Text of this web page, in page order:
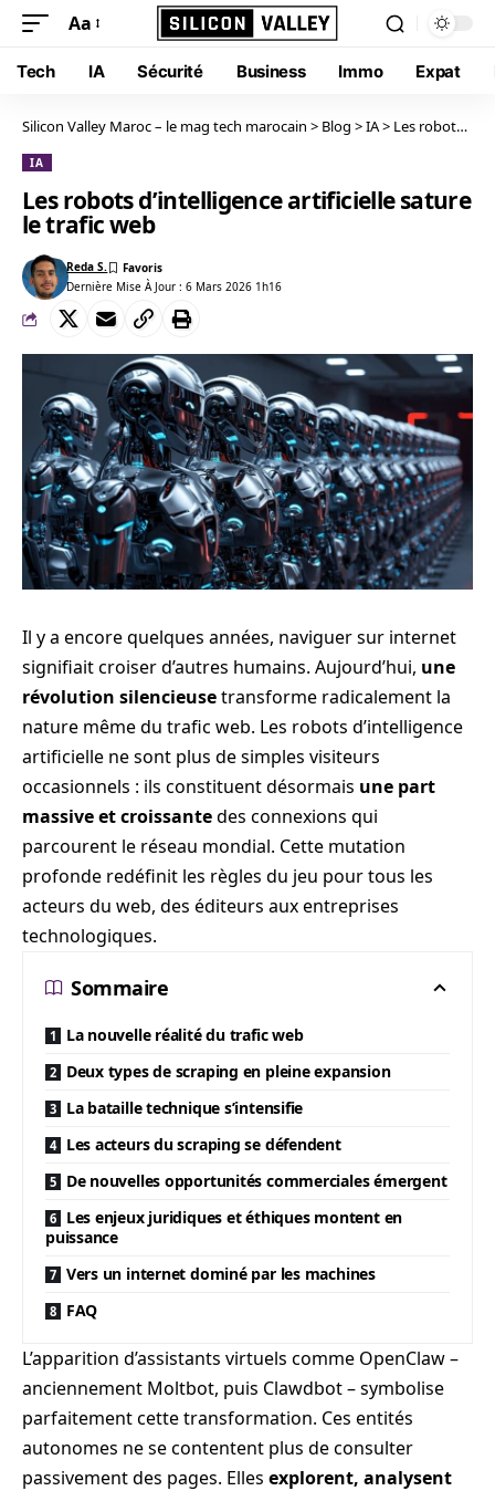
Aa
Tech IA Sécurité Business Immo Expat
Silicon Valley Maroc – le mag tech marocain > Blog >IA> Les robots d’intelligence artificielle sature le trafic web
IA
Les robots d’intelligence artificielle sature
le trafic web
Dernière Mise À Jour : 6 Mars 2026 1h16
Reda S.
Il y a encore quelques années, naviguer sur internet
signifiait croiser d’autres humains. Aujourd’hui, une
révolution silencieusetransforme radicalement la
nature même du trafic web. Les robots d’intelligence
artificielle ne sont plus de simples visiteurs
occasionnels : ils constituent désormais une part
massive et croissantedes connexions qui
parcourent le réseau mondial. Cette mutation
profonde redéfinit les règles du jeu pour tous les
acteurs du web, des éditeurs aux entreprises
technologiques.
Sommaire
La nouvelle réalité du trafic web
Deux types de scraping en pleine expansion
La bataille technique s’intensifie
Les acteurs du scraping se défendent
De nouvelles opportunités commerciales émergent
Les enjeux juridiques et éthiques montent en
puissance
Vers un internet dominé par les machines
FAQ
L’apparition d’assistants virtuels comme OpenClaw –
anciennement Moltbot, puis Clawdbot – symbolise
parfaitement cette transformation. Ces entités
autonomes ne se contentent plus de consulter
passivement des pages. Elles explorent, analysent